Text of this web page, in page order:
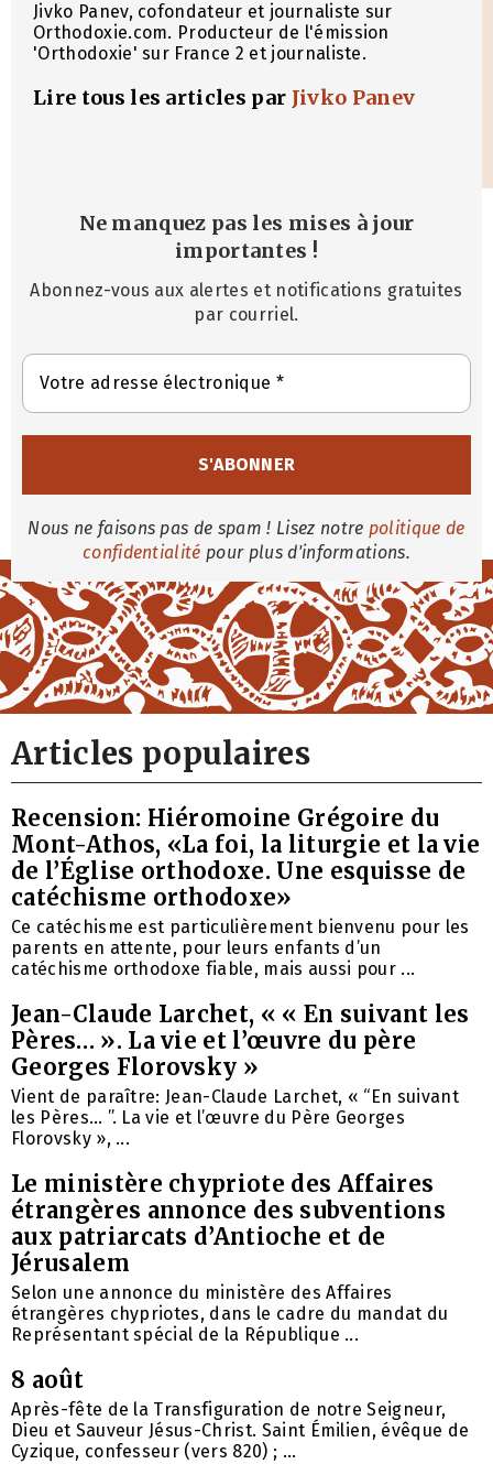
Jivko Panev, cofondateur et journaliste sur
Orthodoxie.com. Producteur de l'émission
'Orthodoxie' sur France 2 et journaliste.
Lire tous les articles par Jivko Panev
Ne manquez pas les mises à jour
importantes !
Abonnez-vous aux alertes et notifications gratuites
par courriel.
Nous ne faisons pas de spam ! Lisez notre politique de
confidentialité pour plus d'informations.
Articles populaires
Recension: Hiéromoine Grégoire du
Mont-Athos, «La foi, la liturgie et la vie
de l’Église orthodoxe. Une esquisse de
catéchisme orthodoxe»
Ce catéchisme est particulièrement bienvenu pour les
parents en attente, pour leurs enfants d’un
catéchisme orthodoxe fiable, mais aussi pour ...
Jean-Claude Larchet, « « En suivant les
Pères… ». La vie et l’œuvre du père
Georges Florovsky »
Vient de paraître: Jean-Claude Larchet, « “En suivant
les Pères… ”. La vie et l’œuvre du Père Georges
Florovsky », ...
Le ministère chypriote des Affaires
étrangères annonce des subventions
aux patriarcats d’Antioche et de
Jérusalem
Selon une annonce du ministère des Affaires
étrangères chypriotes, dans le cadre du mandat du
Représentant spécial de la République ...
8 août
Après-fête de la Transfiguration de notre Seigneur,
Dieu et Sauveur Jésus-Christ. Saint Émilien, évêque de
Cyzique, confesseur (vers 820) ; ...